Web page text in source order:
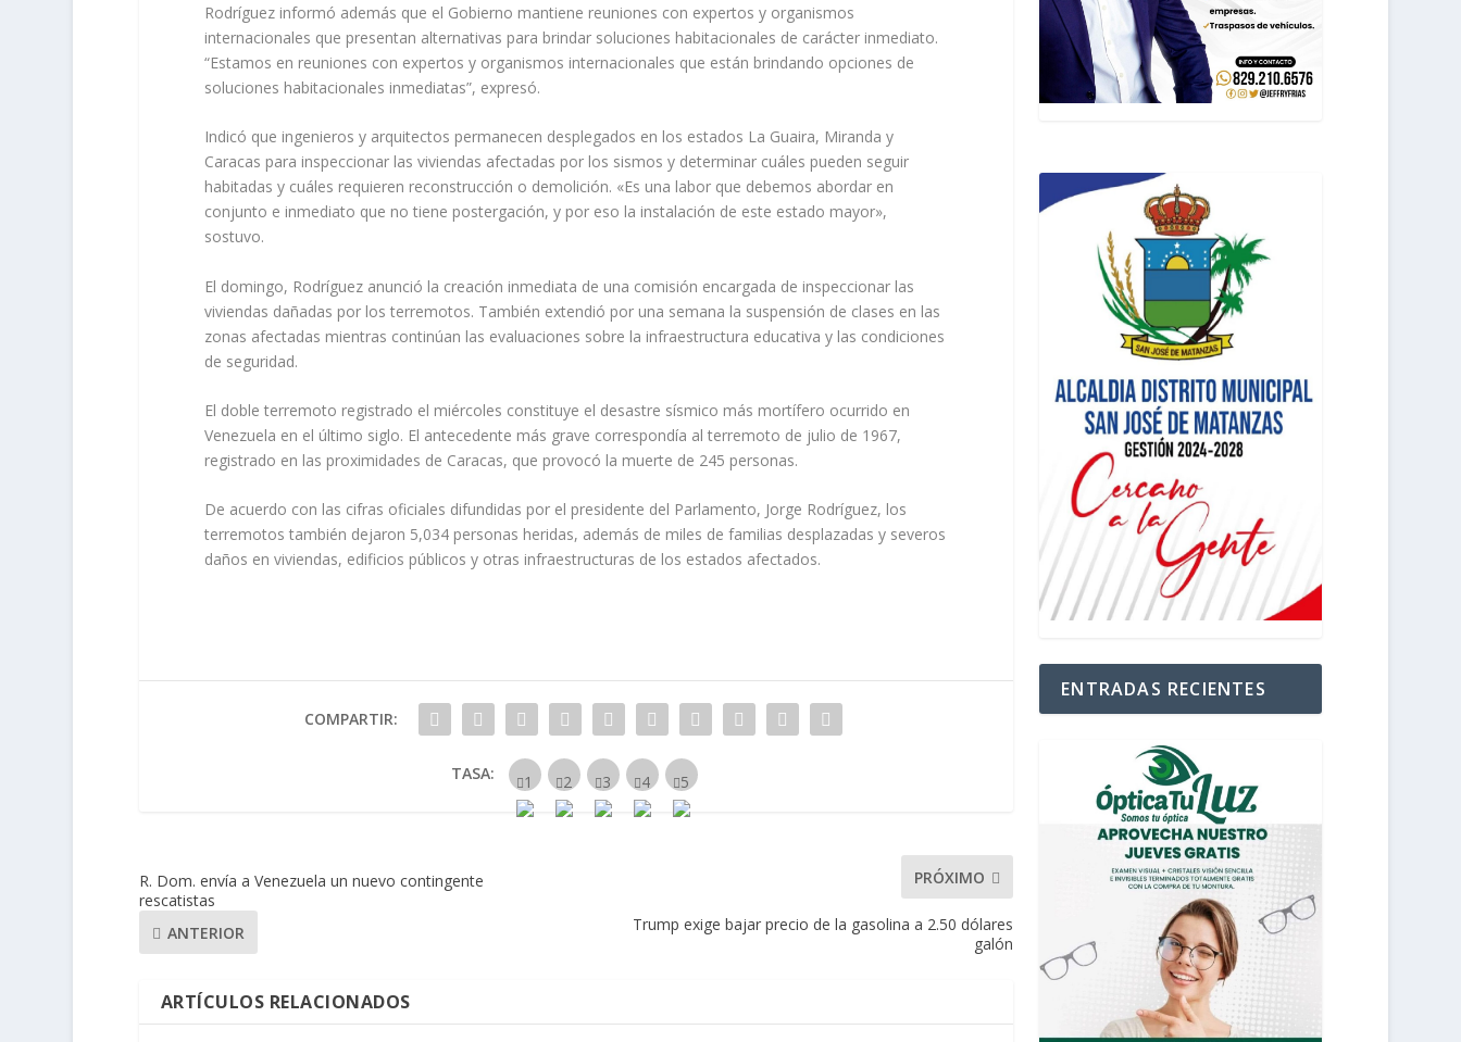
Rodríguez informó además que el Gobierno mantiene reuniones con expertos y organismos
internacionales que presentan alternativas para brindar soluciones habitacionales de carácter inmediato.
“Estamos en reuniones con expertos y organismos internacionales que están brindando opciones de
soluciones habitacionales inmediatas”, expresó.
Indicó que ingenieros y arquitectos permanecen desplegados en los estados La Guaira, Miranda y
Caracas para inspeccionar las viviendas afectadas por los sismos y determinar cuáles pueden seguir
habitadas y cuáles requieren reconstrucción o demolición. «Es una labor que debemos abordar en
conjunto e inmediato que no tiene postergación, y por eso la instalación de este estado mayor»,
sostuvo.
El domingo, Rodríguez anunció la creación inmediata de una comisión encargada de inspeccionar las
viviendas dañadas por los terremotos. También extendió por una semana la suspensión de clases en las
zonas afectadas mientras continúan las evaluaciones sobre la infraestructura educativa y las condiciones
de seguridad.
El doble terremoto registrado el miércoles constituye el desastre sísmico más mortífero ocurrido en
Venezuela en el último siglo. El antecedente más grave correspondía al terremoto de julio de 1967,
registrado en las proximidades de Caracas, que provocó la muerte de 245 personas.
De acuerdo con las cifras oficiales difundidas por el presidente del Parlamento, Jorge Rodríguez, los
terremotos también dejaron 5,034 personas heridas, además de miles de familias desplazadas y severos
daños en viviendas, edificios públicos y otras infraestructuras de los estados afectados.
COMPARTIR:
TASA:
R. Dom. envía a Venezuela un nuevo contingente
rescatistas
ANTERIOR
PRÓXIMO
Trump exige bajar precio de la gasolina a 2.50 dólares
galón
ARTÍCULOS RELACIONADOS
ENTRADAS RECIENTES